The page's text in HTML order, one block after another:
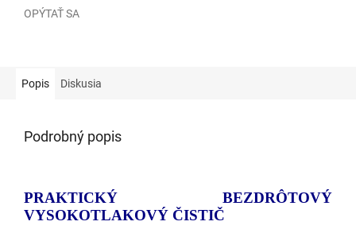
OPÝTAŤ SA
Popis Diskusia
Podrobný popis
PRAKTICKÝ BEZDRÔTOVÝ
VYSOKOTLAKOVÝ ČISTIČ